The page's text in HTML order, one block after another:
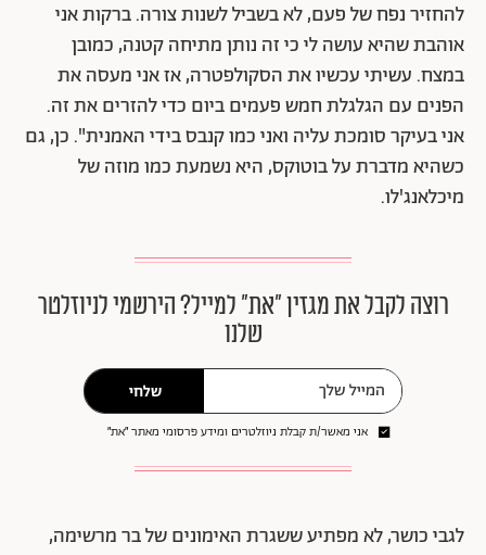
להחזיר נפח של פעם, לא בשביל לשנות צורה. ברקות אני
אוהבת שהיא עושה לי כי זה נותן מתיחה קטנה, כמובן
במצח. עשיתי עכשיו את הסקולפטרה, אז אני מעסה את
הפנים עם הגלגלת חמש פעמים ביום כדי להזרים את זה.
אני בעיקר סומכת עליה ואני כמו קנבס בידי האמנית". כן, גם
כשהיא מדברת על בוטוקס, היא נשמעת כמו מוזה של
מיכלאנג'לו.
רוצה לקבל את מגזין ״את״ למייל? הירשמי לניוזלטר
שלנו
שלחי
אני מאשר/ת קבלת ניוזלטרים ומידע פרסומי מאתר ״את״
לגבי כושר, לא מפתיע ששגרת האימונים של בר מרשימה,